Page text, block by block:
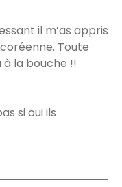
il m’as appris
Toute
la bouche !!
si oui ils